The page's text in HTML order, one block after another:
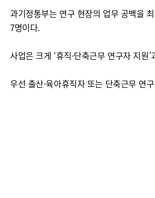
과기정통부는 연구 현장의 업무 공백을
7명이다.
사업은 크게 ‘휴직·단축근무 연구자 지원
우선 출산·육아휴직자 또는 단축근무 연